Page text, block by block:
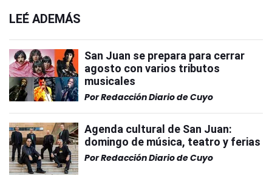
LEÉ ADEMÁS
San Juan se prepara para cerrar
agosto con varios tributos
musicales
PorRedacción Diario de Cuyo
Agenda cultural de San Juan:
domingo de música, teatro y ferias
PorRedacción Diario de Cuyo